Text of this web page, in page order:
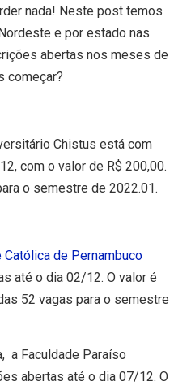
nada! Neste post temos
e por estado nas
abertas nos meses de
começar?
Chistus está com
com o valor de R$ 200,00.
o semestre de 2022.01.
Católica de Pernambuco
até o dia 02/12. O valor é
52 vagas para o semestre
a Faculdade Paraíso
abertas até o dia 07/12. O